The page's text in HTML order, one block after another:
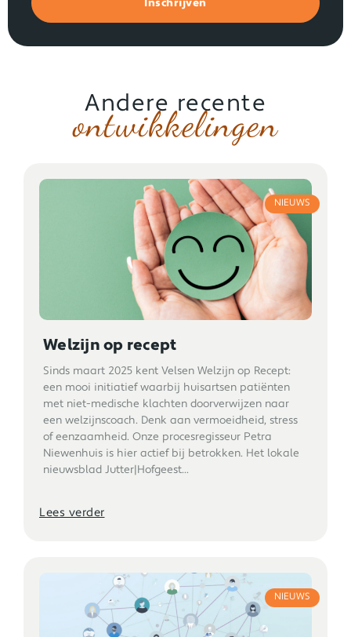
Inschrijven
Andere recente
ontwikkelingen
NIEUWS
Welzijn op recept
Sinds maart 2025 kent Velsen Welzijn op Recept:
een mooi initiatief waarbij huisartsen patiënten
met niet-medische klachten doorverwijzen naar
een welzijnscoach. Denk aan vermoeidheid, stress
of eenzaamheid. Onze procesregisseur Petra
Niewenhuis is hier actief bij betrokken. Het lokale
nieuwsblad Jutter|Hofgeest...
Lees verder
NIEUWS